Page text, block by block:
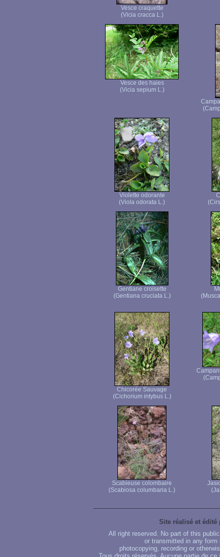
Vesce craquette
(Vicia cracca L.)
Vesce des haies
(Vicia sepium L.)
Violette odorante
(Viola odorata L.)
Gentiane croisette
(Gentiana cruciata L.)
Chicorée Sauvage
(Cichorium intybus L.)
Scabieuse colombaire
(Scabiosa columbaria L.)
Site réalisé et édité
All right reserved. No part of this
or transmitted in any
photocopying, recording or